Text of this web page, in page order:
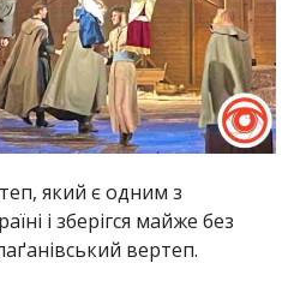
який є одним з
і зберігся майже без
вертеп.